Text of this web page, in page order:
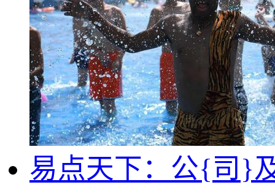
易点天下：公{司}